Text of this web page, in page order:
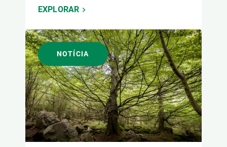
EXPLORAR
NOTÍCIA